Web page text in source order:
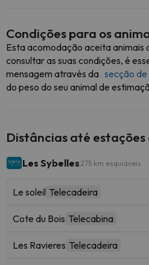
Condições para os
Esta acomodação aceita animais
consultar as suas condições, é
mensagem através da secção
do peso do seu animal de
Distâncias até estações
Les Sybelles 275 km esquiáveis
Le soleil Telecadeira
Cote du Bois Telecabina
Les Ravieres Telecadeira